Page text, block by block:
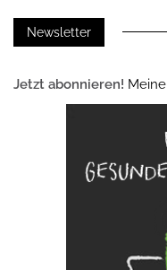
Newsletter
Jetzt abonnieren!